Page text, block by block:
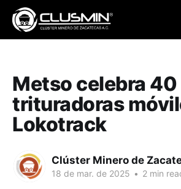
Metso celebra 40
trituradoras
Lokotrack
Clúster Minero de
18 de mar. de 2025 • 2 min